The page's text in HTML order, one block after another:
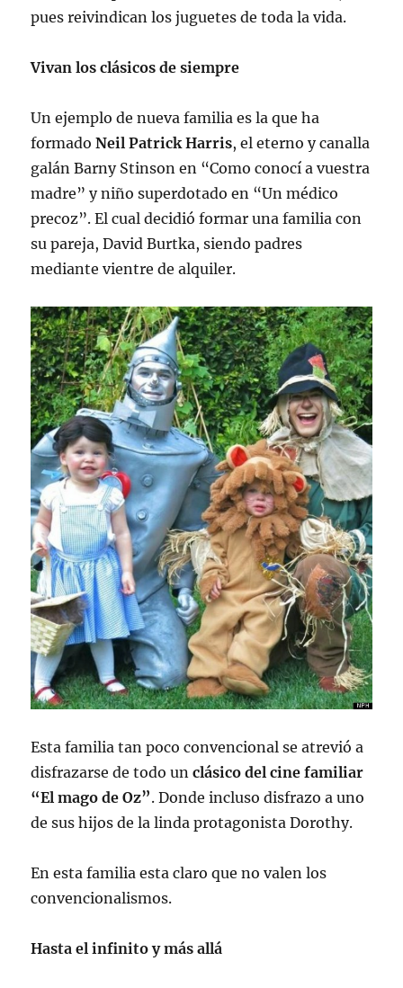
pues reivindican los juguetes de toda la vida.
Vivan los clásicos de siempre
Un ejemplo de nueva familia es la que ha
formadoNeil Patrick Harris, el eterno y canalla
galán Barny Stinson en “Como conocí a vuestra
madre” y niño superdotado en “Un médico
precoz”. El cual decidió formar una familia con
su pareja, David Burtka, siendo padres
mediante vientre de alquiler.
Esta familia tan poco convencional se atrevió a
disfrazarse de todo un clásico del cine familiar
“El mago de Oz”. Donde incluso disfrazo a uno
de sus hijos de la linda protagonista Dorothy.
En esta familia esta claro que no valen los
convencionalismos.
Hasta el infinito y más allá